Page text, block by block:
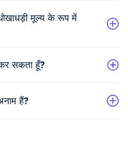
मूल्य के रूप में
सकता हूँ?
हैं?